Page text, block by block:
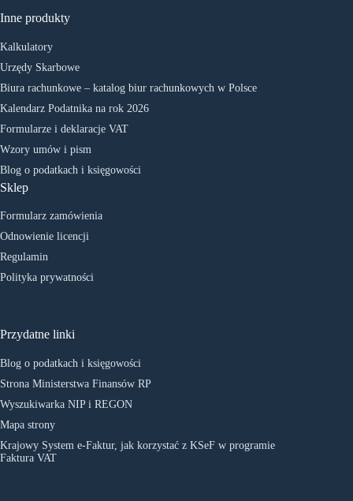
Inne produkty
Kalkulatory
Urzędy Skarbowe
Biura rachunkowe – katalog biur rachunkowych w Polsce
Kalendarz Podatnika na rok 2026
Formularze i deklaracje VAT
Wzory umów i pism
Blog o podatkach i księgowości
Sklep
Formularz zamówienia
Odnowienie licencji
Regulamin
Polityka prywatności
Przydatne linki
Blog o podatkach i księgowości
Strona Ministerstwa Finansów RP
Wyszukiwarka NIP i REGON
Mapa strony
Krajowy System e-Faktur, jak korzystać z KSeF w programie
Faktura VAT